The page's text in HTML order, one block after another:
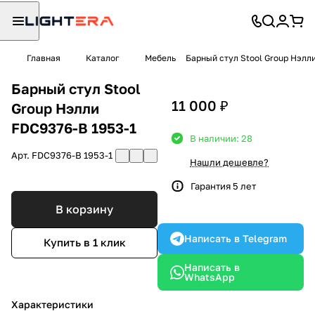
Главная Каталог Мебель Барный стул Stool Group
Барный стул Stool
Group Нэлли
FDC9376-B 1953-1
Арт. FDC9376-B 1953-1
В корзину
Купить в 1 клик
Характеристики
11 000 ₽
В наличии: 28
Нашли дешевле?
Гарантия 5 лет
Написать в Telegram
Написать в
WhatsApp